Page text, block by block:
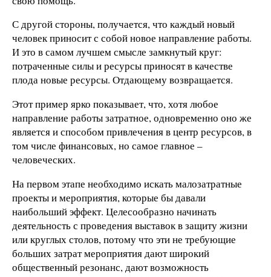
С другой стороны, получается, что каждый новый
человек приносит с собой новое направление работы.
И это в самом лучшем смысле замкнутый круг:
потраченные силы и ресурсы приносят в качестве
плода новые ресурсы. Отдающему возвращается.
Этот пример ярко показывает, что, хотя любое
направление работы затратное, одновременно оно же
является и способом привлечения в центр ресурсов, в
том числе финансовых, но самое главное –
человеческих.
На первом этапе необходимо искать малозатратные
проекты и мероприятия, которые бы давали
наибольший эффект. Целесообразно начинать
деятельность с проведения выставок в защиту жизни
или круглых столов, потому что эти не требующие
больших затрат мероприятия дают широкий
общественный резонанс, дают возможность